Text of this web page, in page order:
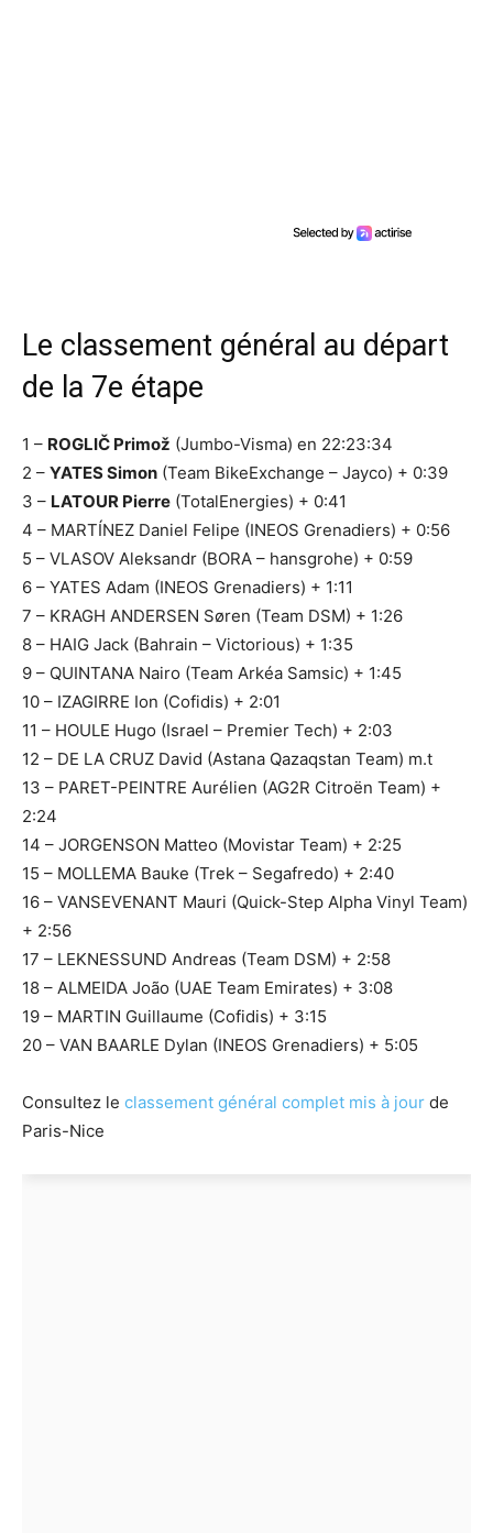
Le classement général au départ
de la 7e étape
1 – ROGLIČ Primož (Jumbo-Visma) en 22:23:34
2 – YATES Simon (Team BikeExchange – Jayco) + 0:39
3 – LATOUR Pierre (TotalEnergies) + 0:41
4 – MARTÍNEZ Daniel Felipe (INEOS Grenadiers) + 0:56
5 – VLASOV Aleksandr (BORA – hansgrohe) + 0:59
6 – YATES Adam (INEOS Grenadiers) + 1:11
7 – KRAGH ANDERSEN Søren (Team DSM) + 1:26
8 – HAIG Jack (Bahrain – Victorious) + 1:35
9 – QUINTANA Nairo (Team Arkéa Samsic) + 1:45
10 – IZAGIRRE Ion (Cofidis) + 2:01
11 – HOULE Hugo (Israel – Premier Tech) + 2:03
12 – DE LA CRUZ David (Astana Qazaqstan Team) m.t
13 – PARET-PEINTRE Aurélien (AG2R Citroën Team) +
2:24
14 – JORGENSON Matteo (Movistar Team) + 2:25
15 – MOLLEMA Bauke (Trek – Segafredo) + 2:40
16 – VANSEVENANT Mauri (Quick-Step Alpha Vinyl Team)
+ 2:56
17 – LEKNESSUND Andreas (Team DSM) + 2:58
18 – ALMEIDA João (UAE Team Emirates) + 3:08
19 – MARTIN Guillaume (Cofidis) + 3:15
20 – VAN BAARLE Dylan (INEOS Grenadiers) + 5:05
Consultez le classement général complet mis à jour de
Paris-Nice